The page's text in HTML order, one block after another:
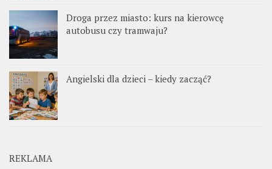
Droga przez miasto: kurs na kierowcę
autobusu czy tramwaju?
Angielski dla dzieci – kiedy zacząć?
REKLAMA